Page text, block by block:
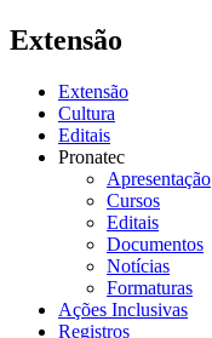
Extensão
Extensão
Cultura
Editais
Pronatec
Apresentação
Cursos
Editais
Documentos
Notícias
Formaturas
Ações Inclusivas
Registros